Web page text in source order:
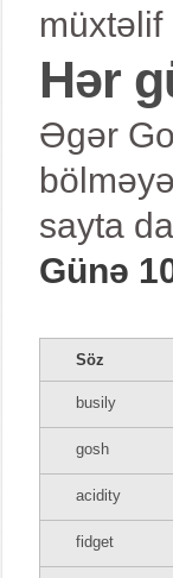
müxtəlif
Hər
Əgər
sayta
Günə
Söz
busily
gosh
acidity
fidget